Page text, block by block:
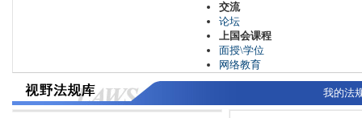
交流
论坛
上国会课程
面授\学位
网络教育
我的法